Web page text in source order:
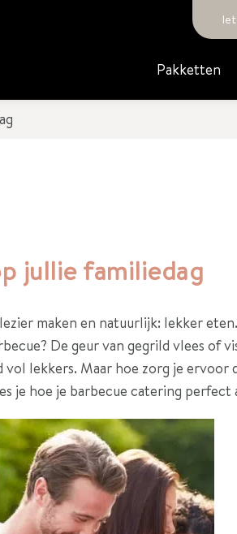
Pakketten
jullie familiedag
maken en natuurlijk: lekker
De geur van gegrild vlees of
lekkers. Maar hoe zorg je
je hoe je barbecue catering perfect